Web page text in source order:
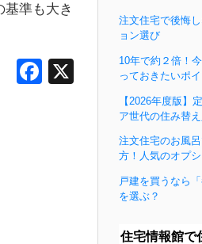
準も大き
F
注文住宅で後悔
ョン選び
10年で約２倍！
っておきたいポ
【2026年度版】
ア世代の住み替
注文住宅のお風
方！人気のオプ
戸建を買うなら
を選ぶ？
住宅情報館で